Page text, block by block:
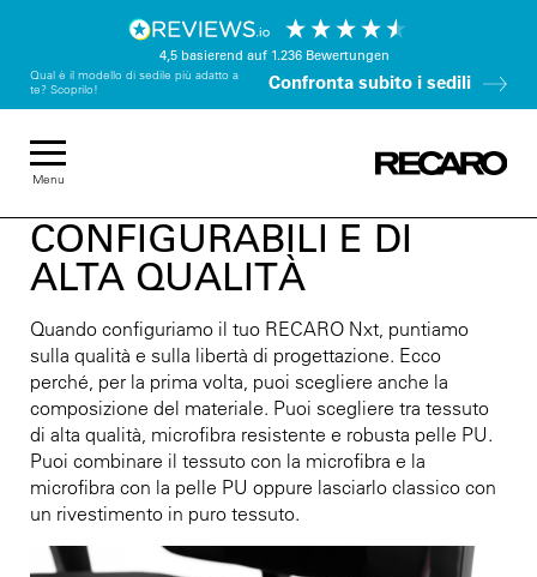
Qual è il modello di sedile più adatto a
te? Scoprilo!
Confronta subito i sedili
4,5 basierend auf 1.236 Bewertungen
Menu
MATERIALI
CONFIGURABILI E DI
ALTA QUALITÀ
Quando configuriamo il tuo RECARO Nxt, puntiamo
sulla qualità e sulla libertà di progettazione. Ecco
perché, per la prima volta, puoi scegliere anche la
composizione del materiale. Puoi scegliere tra tessuto
di alta qualità, microfibra resistente e robusta pelle PU.
Puoi combinare il tessuto con la microfibra e la
microfibra con la pelle PU oppure lasciarlo classico con
un rivestimento in puro tessuto.